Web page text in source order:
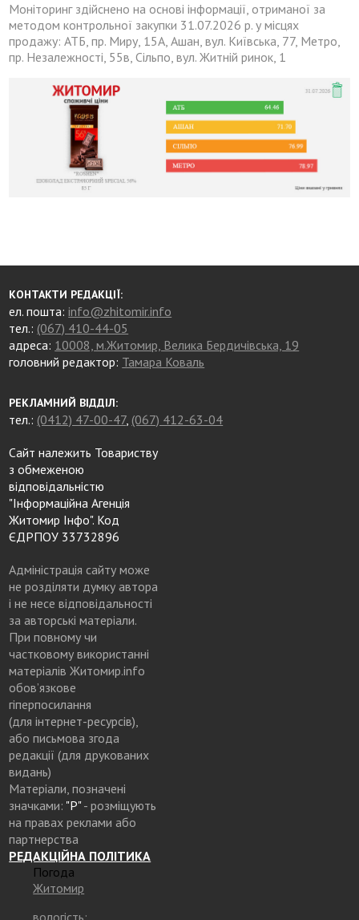
Моніторинг здійснено на основі інформації, отриманої за
методом контрольної закупки 31.07.2026 р. у місцях
продажу: АТБ, пр. Миру, 15А, Ашан, вул. Київська, 77, Метро,
пр. Незалежності, 55в, Сільпо, вул. Житній ринок, 1
КОНТАКТИ РЕДАКЦІЇ:
ел. пошта:info@zhitomir.info
тел.: (067) 410-44-05
адреса: 10008, м.Житомир, Велика Бердичівська, 19
головний редактор: Тамара Коваль
РЕКЛАМНИЙ ВІДДІЛ:
тел.: (0412) 47-00-47, (067) 412-63-04
Сайт належить Товариству
з обмеженою
відповідальністю
"Інформаційна Агенція
Житомир Інфо". Код
ЄДРПОУ 33732896
Адміністрація сайту може
не розділяти думку автора
і не несе відповідальності
за авторські матеріали.
При повному чи
частковому використанні
матеріалів Житомир.info
обов’язкове
гіперпосилання
(для інтернет-ресурсів),
або письмова згода
редакції (для друкованих
видань)
Матеріали, позначені
значками: "Р"- розміщують
на правах реклами або
партнерства
РЕДАКЦІЙНА ПОЛІТИКА
Погода
Житомир
вологість: